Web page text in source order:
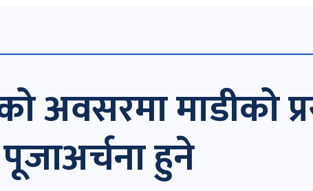
अवसरमा माडीको
हुने